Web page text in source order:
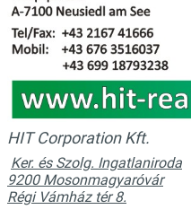
HIT Corporation Kft.
Ker. és Szolg. Ingatlaniroda
9200 Mosonmagyaróvár
Régi Vámház tér 8.